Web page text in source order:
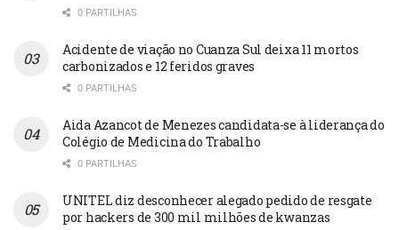
0 PARTILHAS
Acidente de viação no Cuanza Sul deixa 11 mortos
carbonizados e 12 feridos graves
0 PARTILHAS
Aida Azancot de Menezes candidata-se à liderança do
Colégio de Medicina do Trabalho
0 PARTILHAS
UNITEL diz desconhecer alegado pedido de resgate
por hackers de 300 mil milhões de kwanzas